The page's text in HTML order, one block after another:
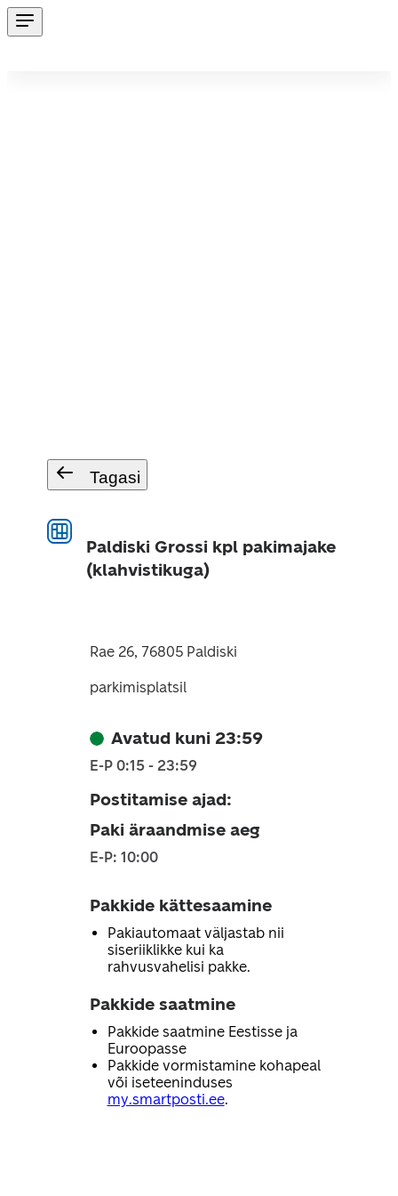
Tagasi
Paldiski Grossi kpl pakimajake
(klahvistikuga)
Rae 26, 76805 Paldiski
parkimisplatsil
Avatud kuni 23:59
E-P 0:15 - 23:59
Postitamise ajad:
Paki äraandmise aeg
E-P: 10:00
Pakkide kättesaamine
Pakiautomaat väljastab nii
siseriiklikke kui ka
rahvusvahelisi pakke.
Pakkide saatmine
Pakkide saatmine Eestisse ja
Euroopasse
Pakkide vormistamine kohapeal
või iseteeninduses
my.smartposti.ee.